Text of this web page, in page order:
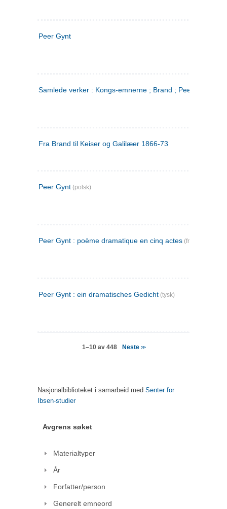
Peer Gynt
Samlede verker : Kongs-emnerne ; Brand ; Peer Gynt. 2
Fra Brand til Keiser og Galilæer 1866-73
Peer Gynt (polsk)
Peer Gynt : poème dramatique en cinq actes (fransk)
Peer Gynt : ein dramatisches Gedicht (tysk)
1–10 av 448 Neste >>
Nasjonalbiblioteket i samarbeid med Senter for
Ibsen-studier
Avgrens søket
Materialtyper
År
Forfatter/person
Generelt emneord